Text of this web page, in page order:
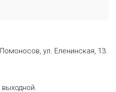
ул. Еленинская, 13.